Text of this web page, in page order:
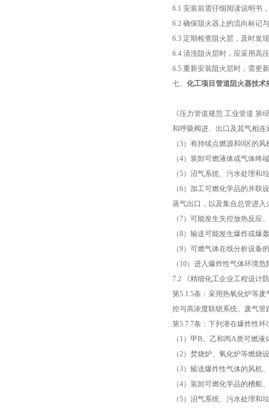
6.1 安装前需仔细阅读说明书
6.2 确保阻火器上的流向标记
6.3 定期检查阻火层，及时发
6.4 清洗阻火层时，应采用高
6.5 重新安装阻火层时，需更
七、 化工项目管道阻火器技术
《压力管道规范 工业管道 第
和呼吸阀进、出口及其气相连
（3）有持续点燃源和0区的
（4）装卸可燃液体或气体终
（5）沼气系统、污水处理和
（6）加工可燃化学品的并
蒸气出口，以及集合总管进
（7）可能发生失控放热反应
（8）输送可能发生爆炸或爆
（9）可燃气体在线分析设备
（10）进入爆炸性气体环境
7.2 《精细化工企业工程设计
第5.1.5条：采用热氧化炉等
控与高浓度联锁系统、废气管
第5.7.7条：下列潜在爆炸性
（1）甲B、乙和丙A类可燃
（2）焚烧炉、氧化炉等燃烧
（3）输送爆炸性气体的风机
（4）装卸可燃化学品的槽船
（5）沼气系统、污水处理和